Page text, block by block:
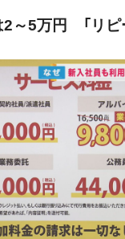
～5万円 「リピ